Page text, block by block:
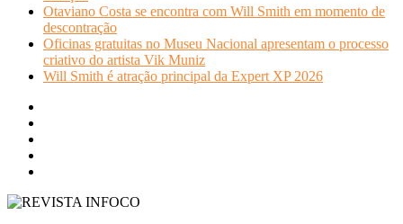
Otaviano Costa se encontra com Will Smith em momento de
descontração
Oficinas gratuitas no Museu Nacional apresentam o processo
criativo do artista Vik Muniz
Will Smith é atração principal da Expert XP 2026